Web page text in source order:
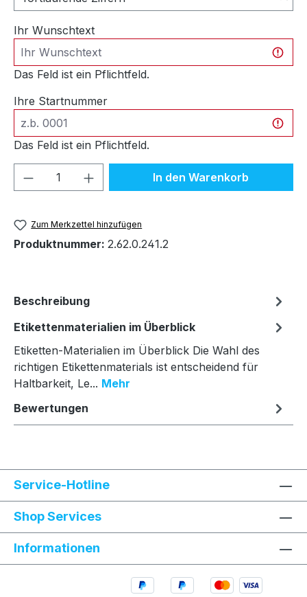
Ihr Wunschtext
Das Feld ist ein Pflichtfeld.
Ihre Startnummer
Das Feld ist ein Pflichtfeld.
Produkt Anzahl: Gib denIn den Warenkorb
Zum Merkzettel hinzufügen
Produktnummer: 2.62.0.241.2
Beschreibung
Etikettenmaterialien im Überblick
Etiketten-Materialien im Überblick Die Wahl des
richtigen Etikettenmaterials ist entscheidend für
Haltbarkeit, Le... Mehr
Bewertungen
Service-Hotline
Shop Services
Informationen